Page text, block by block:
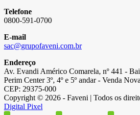
Telefone
0800-591-0700
E-mail
sac@grupofaveni.com.br
Endereço
Av. Evandi Américo Comarela, nº 441 -
Perim Center 3º, 4º e 5º andar - Venda
CEP: 29375-000
Copyright © 2026 - Faveni | Todos os
Digital Pixel